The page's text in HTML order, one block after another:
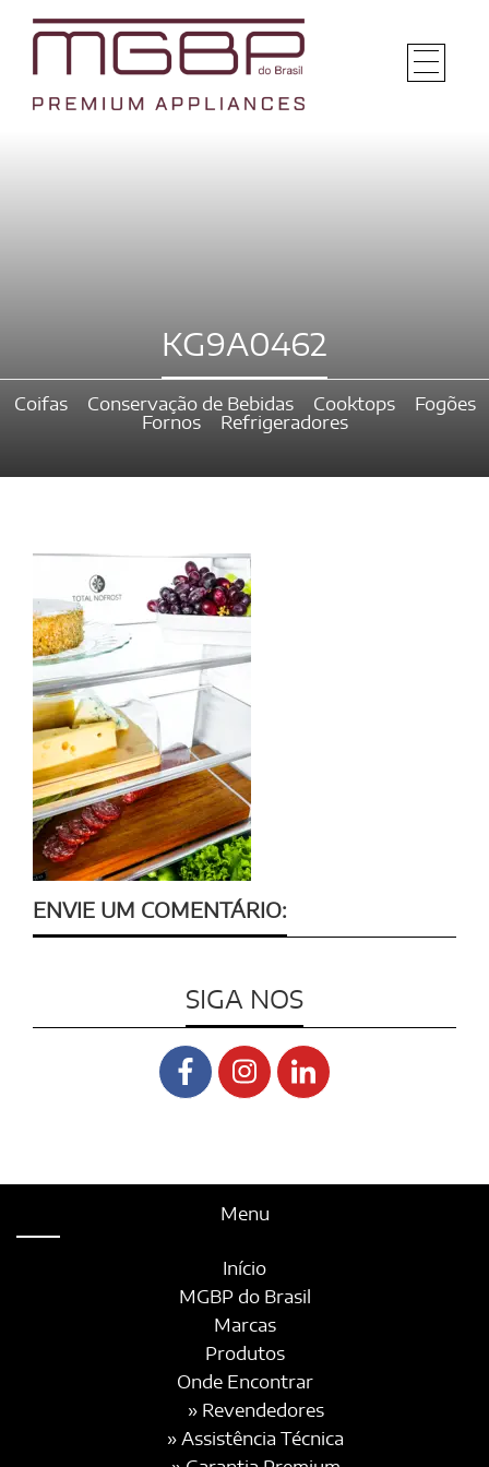
KG9A0462
Coifas Conservação de Bebidas Cooktops
Fogões
Fornos
Refrigeradores
ENVIE UM COMENTÁRIO:
SIGA NOS
Menu
Início
MGBP do Brasil
Marcas
Produtos
Onde Encontrar
» Revendedores
» Assistência Técnica